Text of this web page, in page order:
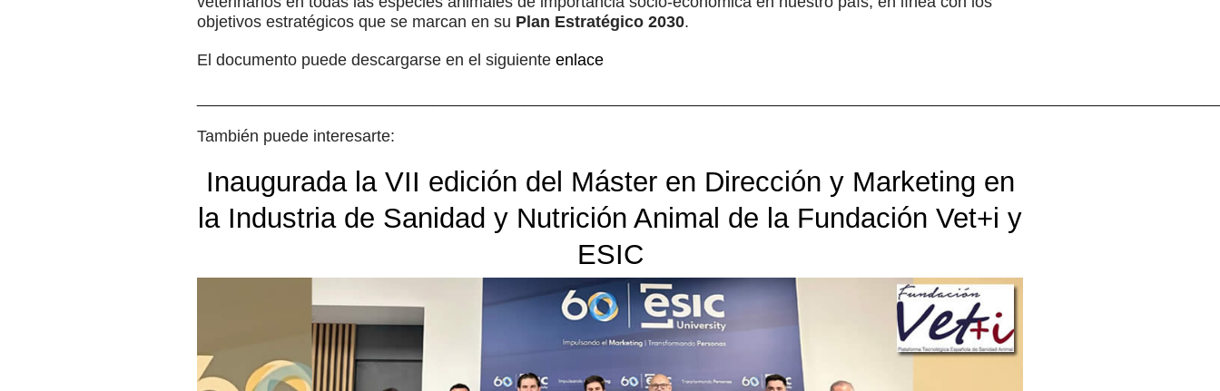
objetivos estratégicos que se marcan en su Plan Estratégico 2030.
El documento puede descargarse en el siguiente enlace
También puede interesarte:
Inaugurada la VII edición del Máster en Dirección y Marketing en
la Industria de Sanidad y Nutrición Animal de la Fundación Vet+i y
ESIC